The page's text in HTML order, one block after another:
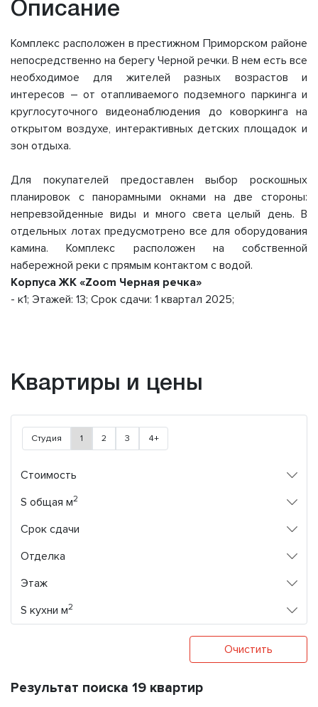
Описание
Комплекс расположен в престижном Приморском районе
непосредственно на берегу Черной речки. В нем есть все
необходимое для жителей разных возрастов и
интересов – от отапливаемого подземного паркинга и
круглосуточного видеонаблюдения до коворкинга на
открытом воздухе, интерактивных детских площадок и
зон отдыха.
Для покупателей предоставлен выбор роскошных
планировок с панорамными окнами на две стороны:
непревзойденные виды и много света целый день. В
отдельных лотах предусмотрено все для оборудования
камина. Комплекс расположен на собственной
набережной реки с прямым контактом с водой.
Корпуса ЖК «Zoom Черная речка»
- к1; Этажей: 13; Срок сдачи: 1 квартал 2025;
Квартиры и цены
Студия 1 2 3 4+
Стоимость
S общая м2
Срок сдачи
Отделка
Этаж
S кухни м2
Очистить
Результат поиска 19 квартир